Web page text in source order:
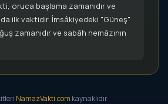
oruca başlama zamanıdır ve
da ilk vaktidir. İmsâkiyedeki "Güneş"
zamanıdır ve sabâh nemâzının
NamazVakti.com kaynaklıdır.